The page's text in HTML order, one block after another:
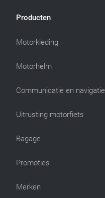
Producten
Motorkleding
Motorhelm
Communicatie en navigatie
Uitrusting motorfiets
Bagage
Promoties
Merken